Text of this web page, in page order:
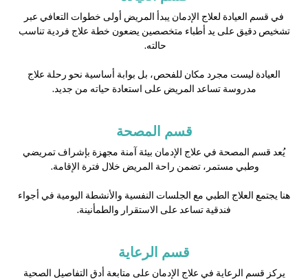
في قسم العيادة لعلاج الإدمان يبدأ المريض أولى خطوات التعافي عبر
تشخيص دقيق على يد أطباء متخصصين يضعون خطة علاج فردية تناسب
حالته.
العيادة ليست مجرد مكان للفحص، بل بوابة أساسية نحو رحلة علاج
مدروسة تساعد المريض على استعادة حياته من جديد.
قسم المصحة
يُعد قسم المصحة في علاج الإدمان بيئة آمنة مجهزة بإشراف تمريضي
وطبي مستمر، تضمن راحة المريض خلال فترة الإقامة.
هنا يجتمع العلاج الطبي مع الجلسات النفسية والأنشطة اليومية في أجواء
فندقية تساعد على الاستقرار والطمأنينة.
قسم الرعاية
يركز قسم الرعاية في علاج الإدمان على متابعة أدق التفاصيل الصحية